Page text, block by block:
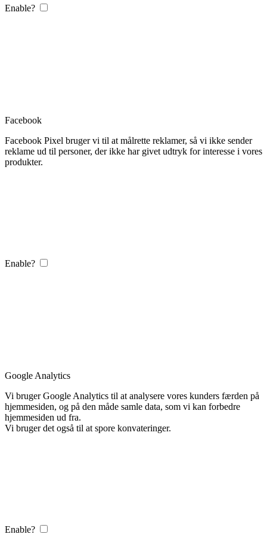
Enable?
Facebook
Facebook Pixel bruger vi til at målrette reklamer, så vi ikke sender
reklame ud til personer, der ikke har givet udtryk for interesse i vores
produkter.
Enable?
Google Analytics
Vi bruger Google Analytics til at analysere vores kunders færden på
hjemmesiden, og på den måde samle data, som vi kan forbedre
hjemmesiden ud fra.
Vi bruger det også til at spore konvateringer.
Enable?